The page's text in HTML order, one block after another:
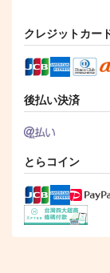
やわらか産業
（税込）
レオナ×イデア
サンプル
クレジットカー
後払い決済
とらコイン